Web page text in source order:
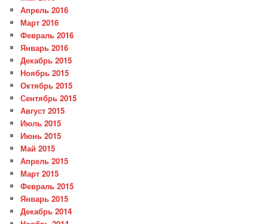
Апрель 2016
Март 2016
Февраль 2016
Январь 2016
Декабрь 2015
Ноябрь 2015
Октябрь 2015
Сентябрь 2015
Август 2015
Июль 2015
Июнь 2015
Май 2015
Апрель 2015
Март 2015
Февраль 2015
Январь 2015
Декабрь 2014